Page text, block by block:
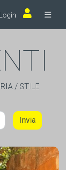
Login
/ STILE